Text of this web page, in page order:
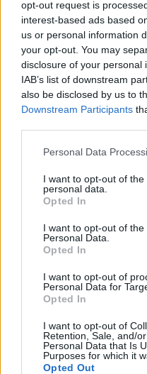
opt-out request is
interest-based ads based
us or personal information
your opt-out. You may
disclosure of your personal
IAB’s list of downstream
also be disclosed by us to
Downstream Participants
Please note that this
not limited to your visit or
grant or deny consent to
use your data for below
consent section.
Personal Data
I want to opt-out of
personal data.
Opted In
I want to opt-out of the
Personal Data.
Opted In
I want to opt-out of
Personal Data for
Opted In
I want to opt-out of
Retention, Sale, and/
Personal Data that Is
Purposes for which it
Opted Out
ΑΚΟΛΟΥΘΗΣΤΕ
ΕΡΝΤΟΓΑΝ ΕΠΙΣΚΕΨΗ
ΔΙΕΘΝΗ